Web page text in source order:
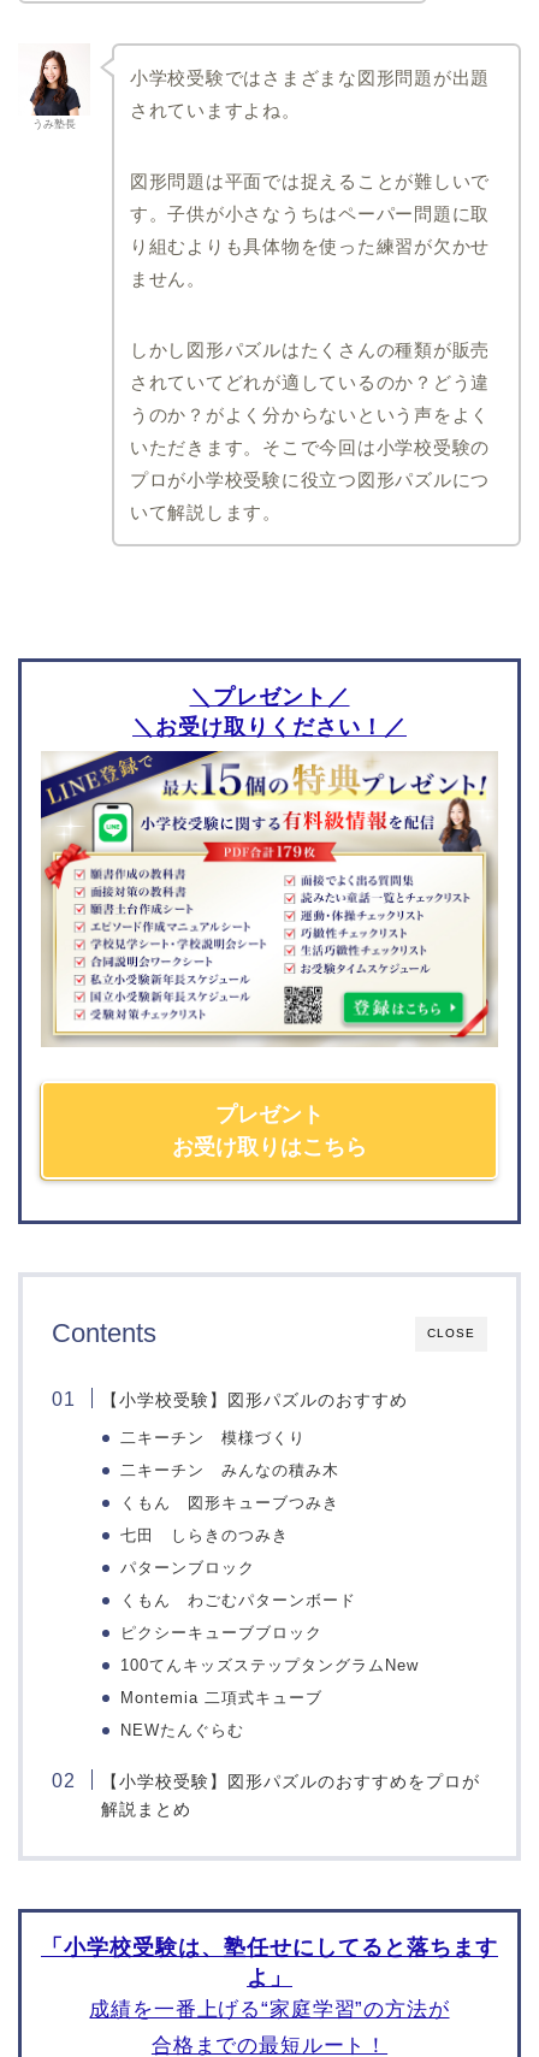
うみ塾長
小学校受験ではさまざまな図形問題が出題
されていますよね。
図形問題は平面では捉えることが難しいで
す。子供が小さなうちはペーパー問題に取
り組むよりも具体物を使った練習が欠かせ
ません。
しかし図形パズルはたくさんの種類が販売
されていてどれが適しているのか？どう違
うのか？がよく分からないという声をよく
いただきます。そこで今回は小学校受験の
プロが小学校受験に役立つ図形パズルにつ
いて解説します。
＼プレゼント／
＼お受け取りください！／
プレゼント
お受け取りはこちら
CLOSE
Contents
【小学校受験】図形パズルのおすすめ
二キーチン 模様づくり
二キーチン みんなの積み木
くもん 図形キューブつみき
七田 しらきのつみき
パターンブロック
くもん わごむパターンボード
ピクシーキューブブロック
100てんキッズステップタングラムNew
Montemia 二項式キューブ
NEWたんぐらむ
【小学校受験】図形パズルのおすすめをプロが
解説まとめ
「小学校受験は、塾任せにしてると落ちます
よ」
成績を一番上げる“家庭学習”の方法が
合格までの最短ルート！
建国小学校
追手門学院小学校
日出学園小学校
昭和学院小学校
国府台女子学院小学部
暁星国際小学校
暁星国際流山小学校
光風台三育小学校
成田高等学校付属小学校
聖徳大学附属小学校
千葉日本大学第一小学校
北海道教育大学附属札幌
小学校
北海道教育大学附属函館
椙山女学園大学附属小学
校
愛知教育大学附属岡崎小
学校
名進研小学校
埼玉県
開智所沢小学校
埼玉大学教育学部附属小
学校
青山学院大学系属浦和ル
ーテル学院小学校
さとえ学園小学校
星野学園小学校
茨城県
つくば国際大学東風小学
江戸川学園取手小学校
開智望小学校
兵庫県
仁川学院小学校
小林聖心女子学院小学校
愛徳学園小学校
甲南小学校
甲子園学院小学校
百合学院小学校
神戸海星女子学院小学校
雲雀丘学園小学校
須磨浦小学校
言語
奈良学園小学校
奈良女子大学附属小学校
奈良教育大学附属小学校
奈良育英グローバル小学
問題・教材 編入対策
東京女学館小学校
東京都市大学付属小学校
学校
トキワ松学園小学校
湘南学園小学校
精華小学校
シュタイナー学園初等部